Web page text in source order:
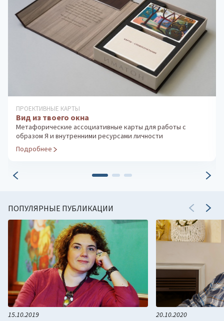
ДИАГНОСТИКА ИНТЕЛЛЕКТУАЛЬНЫХ И ТВОРЧЕСКИХ
СПОСОБНОСТЕЙ
Тест Амтхауэра
Диагностика структуры интеллекта
Подробнее
ПОПУЛЯРНЫЕ ПУБЛИКАЦИИ
15.10.2019 20.10.2020